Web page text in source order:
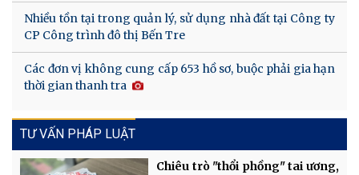
Nhiều tồn tại trong quản lý, sử dụng nhà đất tại Công ty
CP Công trình đô thị Bến Tre
Các đơn vị không cung cấp 653 hồ sơ, buộc phải gia hạn
thời gian thanh tra
TƯ VẤN PHÁP LUẬT
Chiêu trò "thổi phồng" tai ương,